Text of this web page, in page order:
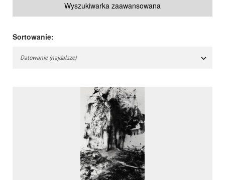
Wyszukiwarka zaawansowana
Sortowanie:
Datowanie (najdalsze)